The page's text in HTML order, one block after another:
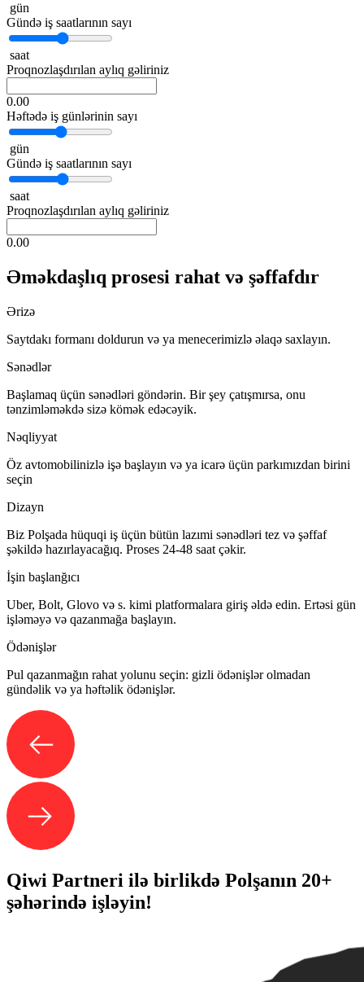
gün
Gündə iş saatlarının sayı
saat
Proqnozlaşdırılan aylıq gəliriniz
0.00
Həftədə iş günlərinin sayı
gün
Gündə iş saatlarının sayı
saat
Proqnozlaşdırılan aylıq gəliriniz
0.00
Əməkdaşlıq prosesi rahat və şəffafdır
Ərizə
Saytdakı formanı doldurun və ya menecerimizlə əlaqə saxlayın.
Sənədlər
Başlamaq üçün sənədləri göndərin. Bir şey çatışmırsa, onu
tənzimləməkdə sizə kömək edəcəyik.
Nəqliyyat
Öz avtomobilinizlə işə başlayın və ya icarə üçün parkımızdan birini
seçin
Dizayn
Biz Polşada hüquqi iş üçün bütün lazımi sənədləri tez və şəffaf
şəkildə hazırlayacağıq. Proses 24-48 saat çəkir.
İşin başlanğıcı
Uber, Bolt, Glovo və s. kimi platformalara giriş əldə edin. Ertəsi gün
işləməyə və qazanmağa başlayın.
Ödənişlər
Pul qazanmağın rahat yolunu seçin: gizli ödənişlər olmadan
gündəlik və ya həftəlik ödənişlər.
Qiwi Partneri ilə birlikdə Polşanın 20+
şəhərində işləyin!